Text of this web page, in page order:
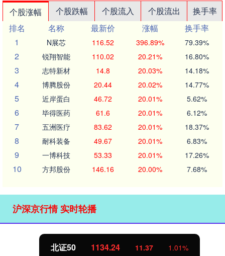
个股涨幅 个股跌幅 个股流入 个股流出
换手率
排名
名称 最新价 涨幅
换手率
1
N展芯 116.52 396.89% 79.39%
2 锐翔智能 110.02 20.21% 16.80%
3 志特新材 14.8 20.03% 14.18%
4 博腾股份 20.44 20.02% 14.77%
5 近岸蛋白 46.72 20.01% 5.62%
6 毕得医药 61.6 20.01% 6.12%
7 五洲医疗 83.62 20.01% 18.37%
8 耐科装备 49.67 20.01% 6.83%
9 一博科技 53.33 20.01% 17.26%
10 方邦股份 146.16 20.00% 7.68%
沪深京行情 实时轮播
北证50 1134.24 11.37 1.01%